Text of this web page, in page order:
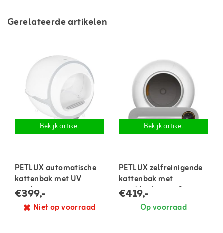
Gerelateerde artikelen
Bekijk artikel
PETLUX automatische
kattenbak met UV
sterilisator
€399,-
Niet op voorraad
Bekijk artikel
PETLUX zelfreinigende
kattenbak met
touchbediening & app
€419,-
Op voorraad